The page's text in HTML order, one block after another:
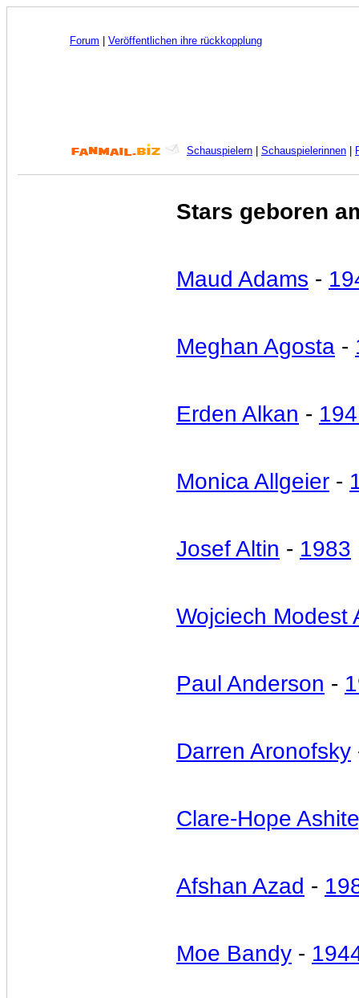
Forum Veröffentlichen ihre rückkopplung
Schauspielern Schauspielerinnen
Stars geboren
Maud Adams -
Meghan Agosta -
Erden Alkan -
Monica Allgeier -
Josef Altin - 1983
Wojciech Modest
Paul Anderson -
Darren Aronofsky
Clare-Hope
Afshan Azad -
Moe Bandy -